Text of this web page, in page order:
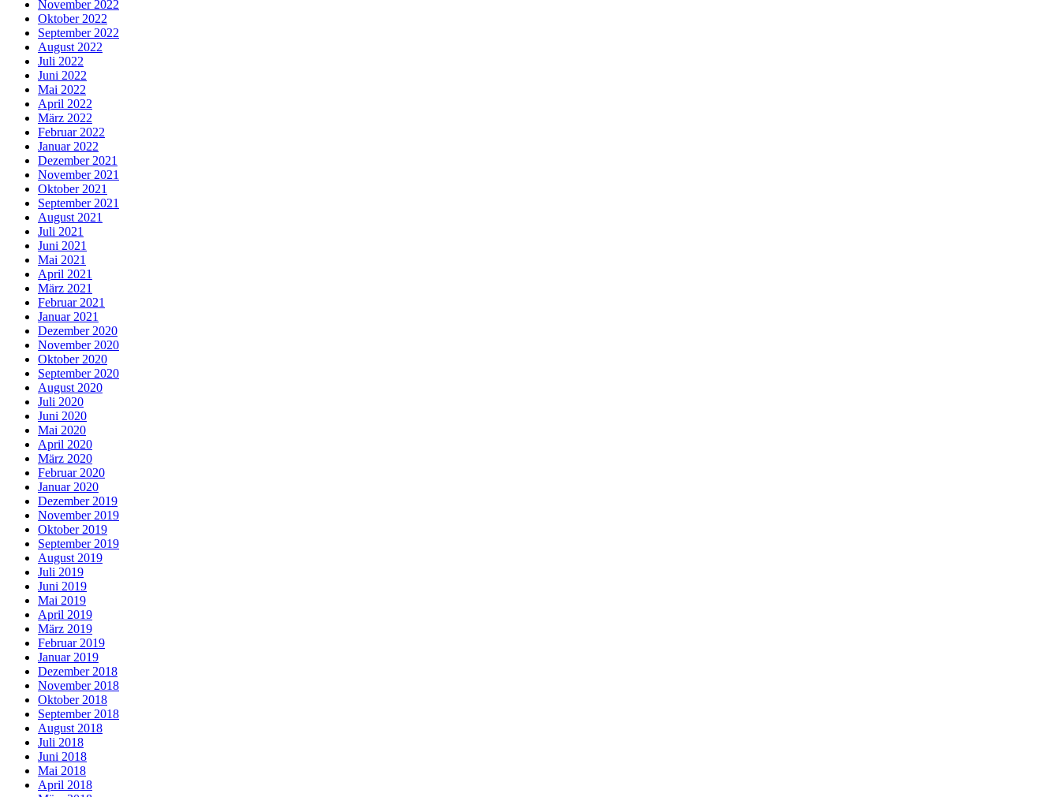
November 2022
Oktober 2022
September 2022
August 2022
Juli 2022
Juni 2022
Mai 2022
April 2022
März 2022
Februar 2022
Januar 2022
Dezember 2021
November 2021
Oktober 2021
September 2021
August 2021
Juli 2021
Juni 2021
Mai 2021
April 2021
März 2021
Februar 2021
Januar 2021
Dezember 2020
November 2020
Oktober 2020
September 2020
August 2020
Juli 2020
Juni 2020
Mai 2020
April 2020
März 2020
Februar 2020
Januar 2020
Dezember 2019
November 2019
Oktober 2019
September 2019
August 2019
Juli 2019
Juni 2019
Mai 2019
April 2019
März 2019
Februar 2019
Januar 2019
Dezember 2018
November 2018
Oktober 2018
September 2018
August 2018
Juli 2018
Juni 2018
Mai 2018
April 2018